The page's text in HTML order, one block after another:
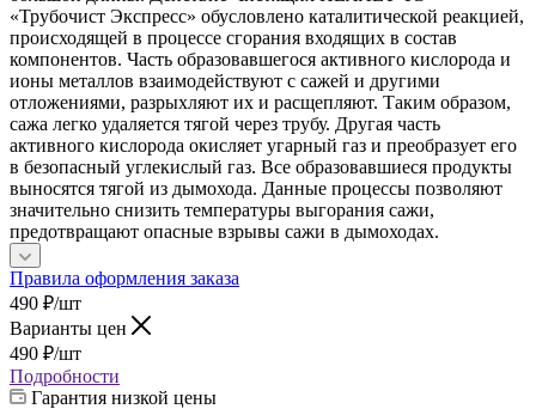
«Трубочист Экспресс» обусловлено каталитической реакцией,
происходящей в процессе сгорания входящих в состав
компонентов. Часть образовавшегося активного кислорода и
ионы металлов взаимодействуют с сажей и другими
отложениями, разрыхляют их и расщепляют. Таким образом,
сажа легко удаляется тягой через трубу. Другая часть
активного кислорода окисляет угарный газ и преобразует его
в безопасный углекислый газ. Все образовавшиеся продукты
выносятся тягой из дымохода. Данные процессы позволяют
значительно снизить температуры выгорания сажи,
предотвращают опасные взрывы сажи в дымоходах.
Правила оформления заказа
490 ₽/шт
Варианты цен
490 ₽/шт
Подробности
Гарантия низкой цены